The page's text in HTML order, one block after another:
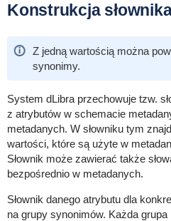
Konstrukcja
Z jedną wartością można
synonimy.
System dLibra przechowuje tzw.
z atrybutów w schemacie
metadanych. W słowniku tym
wartości, które są użyte w
Słownik może zawierać także
bezpośrednio w metadanych.
Słownik danego atrybutu dla
na grupy synonimów. Każda